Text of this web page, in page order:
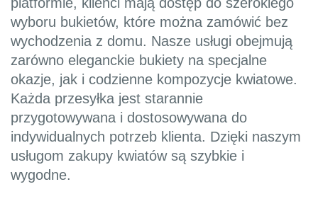
platformie, klienci mają dostęp do szerokiego
wyboru bukietów, które można zamówić bez
wychodzenia z domu. Nasze usługi obejmują
zarówno eleganckie bukiety na specjalne
okazje, jak i codzienne kompozycje kwiatowe.
Każda przesyłka jest starannie
przygotowywana i dostosowywana do
indywidualnych potrzeb klienta. Dzięki naszym
usługom zakupy kwiatów są szybkie i
wygodne.